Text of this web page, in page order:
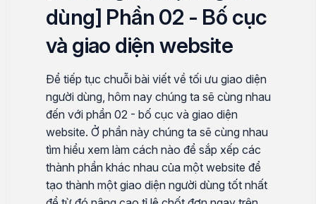
dùng] Phần 02 - Bố cục
và giao diện website
Để tiếp tục chuỗi bài viết về tối ưu giao diện
người dùng, hôm nay chúng ta sẽ cùng nhau
đến với phần 02 - bố cục và giao diện
website. Ở phần này chúng ta sẽ cùng nhau
tìm hiểu xem làm cách nào để sắp xếp các
thành phần khác nhau của một website để
tạo thành một giao diện người dùng tốt nhất